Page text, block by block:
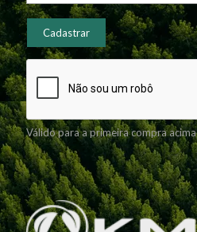
Válido para a primeira compra